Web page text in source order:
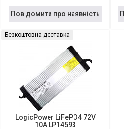
Повідомити про наявність
Безкоштовна доставка
LogicPower LiFePO4 72V
10A LP14593